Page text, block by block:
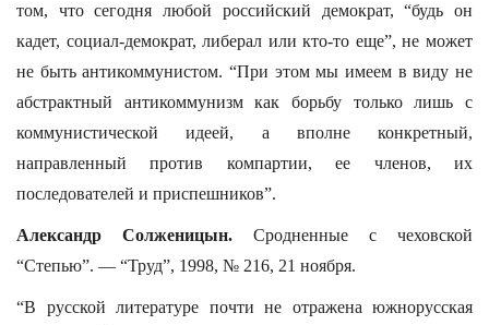
том, что сегодня любой российский демократ, “будь он
кадет, социал-демократ, либерал или кто-то еще”, не может
не быть антикоммунистом. “При этом мы имеем в виду не
абстрактный антикоммунизм как борьбу только лишь с
коммунистической идеей, а вполне конкретный,
направленный против компартии, ее членов, их
последователей и приспешников”.
Александр Солженицын. Сродненные с чеховской
“Степью”. — “Труд”, 1998, № 216, 21 ноября.
“В русской литературе почти не отражена южнорусская